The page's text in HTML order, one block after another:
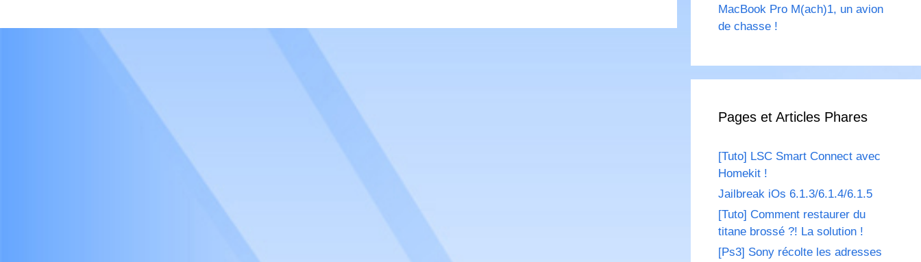
MacBook Pro M(ach)1, un avion
de chasse !
Pages et Articles Phares
[Tuto] LSC Smart Connect avec
Homekit !
Jailbreak iOs 6.1.3/6.1.4/6.1.5
[Tuto] Comment restaurer du
titane brossé ?! La solution !
[Ps3] Sony récolte les adresses